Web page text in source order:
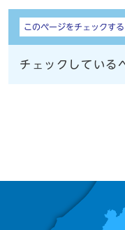
しおり
このページをチェックする
チェックしている